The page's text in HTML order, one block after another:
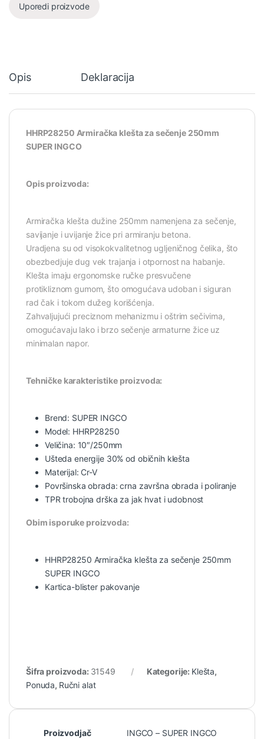
Uporedi proizvode
Opis Deklaracija
HHRP28250 Armiračka klešta za sečenje 250mm
SUPER INGCO
Opis proizvoda:
Armiračka klešta dužine 250mm namenjena za sečenje,
savijanje i uvijanje žice pri armiranju betona.
Uradjena su od visokokvalitetnog ugljeničnog čelika, što
obezbedjuje dug vek trajanja i otpornost na habanje.
Klešta imaju ergonomske ručke presvučene
protikliznom gumom, što omogućava udoban i siguran
rad čak i tokom dužeg korišćenja.
Zahvaljujući preciznom mehanizmu i oštrim sečivima,
omogućavaju lako i brzo sečenje armaturne žice uz
minimalan napor.
Tehničke karakteristike proizvoda:
Brend: SUPER INGCO
Model: HHRP28250
Veličina: 10″/250mm
Ušteda energije 30% od običnih klešta
Materijal: Cr-V
Površinska obrada: crna završna obrada i poliranje
TPR trobojna drška za jak hvat i udobnost
Obim isporuke proizvoda:
HHRP28250 Armiračka klešta za sečenje 250mm
SUPER INGCO
Kartica-blister pakovanje
Šifra proizvoda: 31549 Kategorije: Klešta,
Ponuda, Ručni alat
Proizvodjač INGCO – SUPER INGCO